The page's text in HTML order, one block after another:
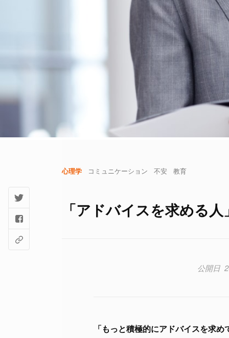
心理学 コミュニケーション 不安 教育
「アドバイスを求める
「もっと積極的にアドバイスを求